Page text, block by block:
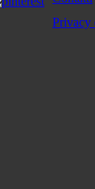
Privacy